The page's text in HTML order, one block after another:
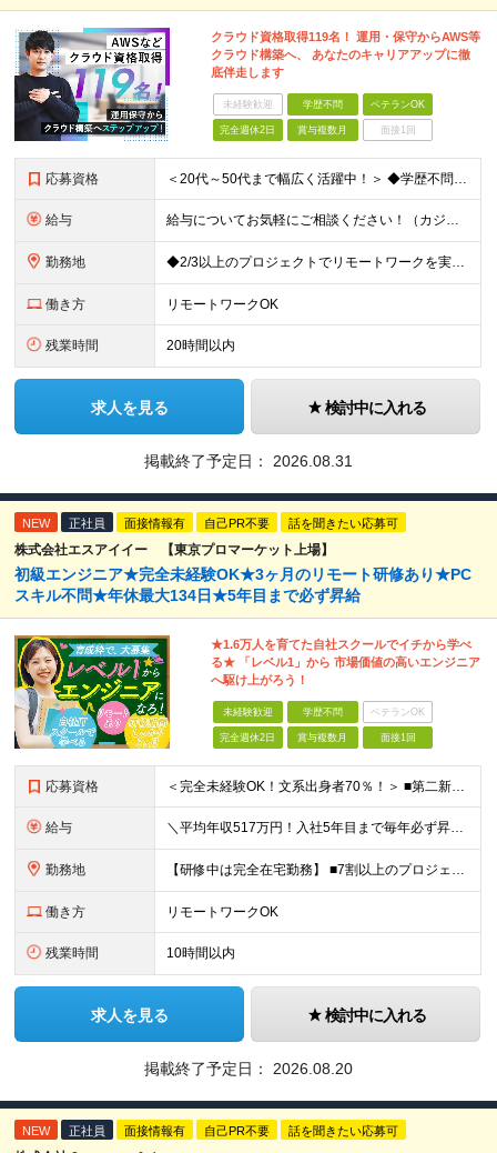
クラウド資格取得119名！ 運用・保守からAWS等
クラウド構築へ、 あなたのキャリアアップに徹
底伴走します
未経験歓迎 学歴不問 ベテランOK
完全週休2日 賞与複数月 面接1回
応募資格 ＜20代～50代まで幅広く活躍中！＞ ◆学歴不問 ◆何らかのインフラ関連の実務経験 ★経験年数不問/運用監視レベルも歓迎 ＜こんな方は大歓迎！＞ ◎今の収入に不満がある ◎もっと上流の案件で活躍した
給与 給与についてお気軽にご相談ください！（カジュアル面談可能） 月給35万円～＋各種手当＋賞与2回 ※固定残業代は、時間外労働の有無に関わらず40時間分を87,500円～支給 ※超過分は別途支給 ※試用
勤務地 ◆2/3以上のプロジェクトでリモートワークを実施中！ ≪自社拠点≫ ・東京本社／東京都千代田区丸の内二丁目6番1号 丸の内パークビルディング6階 ・関西支社／⼤阪府⼤阪市中央区安⼟町2-3-13 ⼤
働き方 リモートワークOK
残業時間 20時間以内
求人を見る 検討中に入れる
掲載終了予定日： 2026.08.31
NEW 正社員 面接情報有 自己PR不要 話を聞きたい応募可
株式会社エスアイイー 【東京プロマーケット上場】
初級エンジニア★完全未経験OK★3ヶ月のリモート研修あり★PC
スキル不問★年休最大134日★5年目まで必ず昇給
★1.6万人を育てた自社スクールでイチから学べ
る★ 「レベル1」から 市場価値の高いエンジニア
へ駆け上がろう！
未経験歓迎 学歴不問 ベテランOK
完全週休2日 賞与複数月 面接1回
応募資格 ＜完全未経験OK！文系出身者70％！＞ ■第二新卒歓迎 ■学歴・経歴不問・社会人未経験もOK ■20代を中心に活躍中◎ ★☆先輩たちの前職☆★ 元アパレルスタッフや塾講師、介護士、事務、営業など社員
給与 ＼平均年収517万円！入社5年目まで毎年必ず昇給／ ■賞与年3回 ■年収800万円以上も可 ■入社3年以上の平均年収469.2万円 月給23万2000円以上＋賞与年3回＋各種手当 ☆入社5年目まで最
勤務地 【研修中は完全在宅勤務】 ■7割以上のプロジェクトでリモートワークを導入 ■一都三県のプロジェクト先 ■転居を伴う転勤なし ＜プロジェクト先＞ 東京・神奈川・千葉・埼玉でのプロジェクト先にて勤務いた
働き方 リモートワークOK
残業時間 10時間以内
求人を見る 検討中に入れる
掲載終了予定日： 2026.08.20
NEW 正社員 面接情報有 自己PR不要 話を聞きたい応募可